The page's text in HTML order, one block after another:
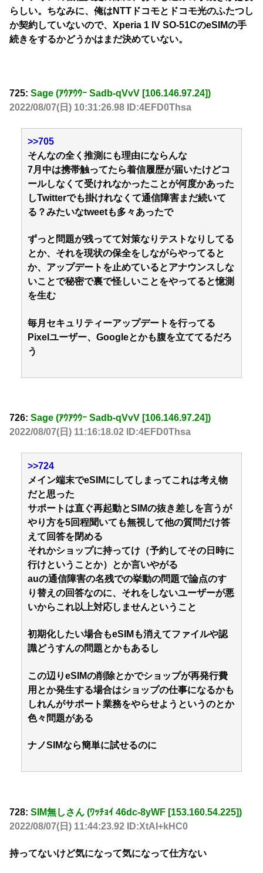
らしい。ちなみに、俺はNTTドコモとドコモ光のふたつし
か契約していないので、Xperia 1 IV SO-51CのeSIMの手
続きをするかどうかはまだ決めていない。
725: Sage (ｱｳｱｳｳｰ Sadb-qVvV [106.146.97.24])
2022/08/07(日) 10:31:26.98 ID:4EFD0Thsa
>>705
そんなの全く推測にも理由にならんな
7月中は携帯触ってたら着信履歴が届いたけどコ
ールしなくて受けれなかったことが何度かあった
しTwitterでも掛けれなくて通信障害まだ続いて
る？みたいなtweetも多々あったで
ずっと問題が残ってて対策なりテストなりしてる
とか、それを現状の保全をしながらやってると
か、アップデートを止めているとアナウンスしな
いことで秘密で裏で怪しいことをやってると憶測
を生む
毎月セキュリティーアップデートを行ってる
Pixelユーザー、Googleとかも腹を立ててるだろ
う
726: Sage (ｱｳｱｳｳｰ Sadb-qVvV [106.146.97.24])
2022/08/07(日) 11:16:18.02 ID:4EFD0Thsa
>>724
メイン端末でeSIMにしてしまってこれは考え物
だと思った
サポートは直ぐ再起動とSIMの抜き差しを言うが
やり方を5回程聞いても無視して他の質問だけ答
えて回答を閉める
それかショップに持ってけ（予約してその日時に
行けということか）とか言いやがる
auの通信障害の名残での挙動の問題で論点のす
り替えの回答なのに、それをしないユーザーが悪
いからこれ以上対応しませんということ
初期化したい場合もeSIMも消えてファイルや認
識どうすんの問題とかもあるし
この辺りeSIMの削除とかでショップが再発行費
用とか発生する場合はショップの仕事になるかも
しれんがサポート業務をやらせようというのとか
色々問題がある
ナノSIMなら簡単に試せるのに
728: SIM無しさん (ﾜｯﾁｮｲ 46dc-8yWF [153.160.54.225])
2022/08/07(日) 11:44:23.92 ID:XtAI+kHC0
持ってないけど気になって気になって仕方ない